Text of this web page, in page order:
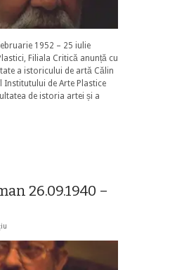
1952 – 25 iulie
Filiala Critică anunță cu
a istoricului de artă Călin
Institutului de Arte Plastice
de istoria artei și a
26.09.1940 –